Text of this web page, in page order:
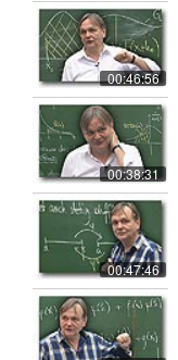
00:46:56
00:38:31
00:47:46